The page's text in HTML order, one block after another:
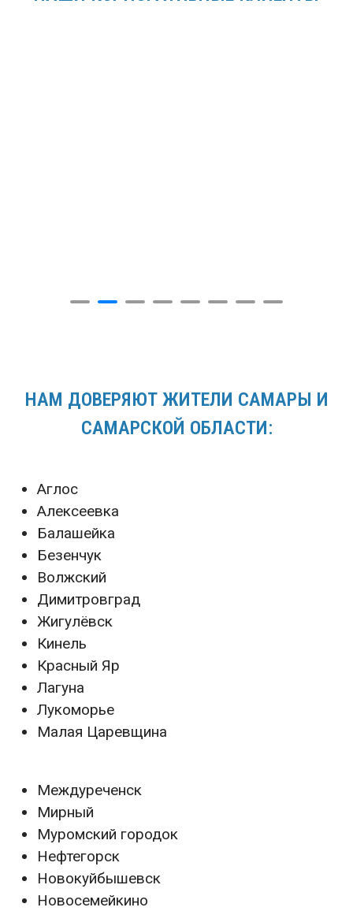
НАМ ДОВЕРЯЮТ ЖИТЕЛИ САМАРЫ И
САМАРСКОЙ ОБЛАСТИ:
Аглос
Алексеевка
Балашейка
Безенчук
Волжский
Димитровград
Жигулёвск
Кинель
Красный Яр
Лагуна
Лукоморье
Малая Царевщина
Междуреченск
Мирный
Муромский городок
Нефтегорск
Новокуйбышевск
Новосемейкино